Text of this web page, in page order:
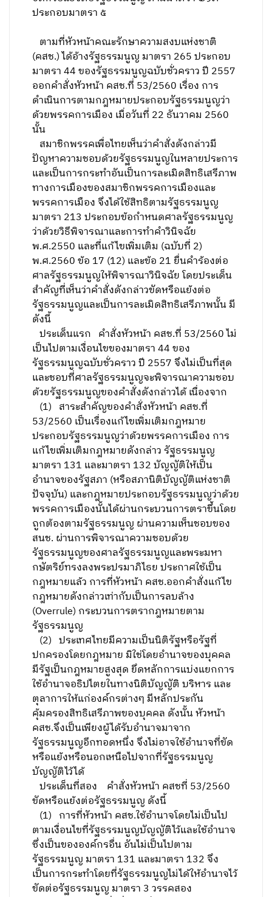
ประกอบมาตรา ๕
ตามที่หัวหน้าคณะรักษาความสงบแห่งชาติ
(คสช.) ได้อ้างรัฐธรรมนูญ มาตรา 265 ประกอบ
มาตรา 44 ของรัฐธรรมนูญฉบับชั่วคราว ปี 2557
ออกคำสั่งหัวหน้า คสช.ที่ 53/2560 เรื่อง การ
ดำเนินการตามกฎหมายประกอบรัฐธรรมนูญว่า
ด้วยพรรคการเมือง เมื่อวันที่ 22 ธันวาคม 2560
นั้น
สมาชิกพรรคเพื่อไทยเห็นว่าคำสั่งดังกล่าวมี
ปัญหาความชอบด้วยรัฐธรรมนูญในหลายประการ
และเป็นการกระทำอันเป็นการละเมิดสิทธิเสรีภาพ
ทางการเมืองของสมาชิกพรรคการเมืองและ
พรรคการเมือง จึงได้ใช้สิทธิตามรัฐธรรมนูญ
มาตรา 213 ประกอบข้อกำหนดศาลรัฐธรรมนูญ
ว่าด้วยวิธีพิจารณาและการทำคำวินิจฉัย
พ.ศ.2550 และที่แก้ไขเพิ่มเติม (ฉบับที่ 2)
พ.ศ.2560 ข้อ 17 (12) และข้อ 21 ยื่นคำร้องต่อ
ศาลรัฐธรรมนูญให้พิจารณาวินิจฉัย โดยประเด็น
สำคัญที่เห็นว่าคำสั่งดังกล่าวขัดหรือแย้งต่อ
รัฐธรรมนูญและเป็นการละเมิดสิทธิเสรีภาพนั้น มี
ดังนี้
ประเด็นแรก คำสั่งหัวหน้า คสช.ที่ 53/2560 ไม่
เป็นไปตามเงื่อนไขของมาตรา 44 ของ
รัฐธรรมนูญฉบับชั่วคราว ปี 2557 จึงไม่เป็นที่สุด
และชอบที่ศาลรัฐธรรมนูญจะพิจารณาความชอบ
ด้วยรัฐธรรมนูญของคำสั่งดังกล่าวได้ เนื่องจาก
(1) สาระสำคัญของคำสั่งหัวหน้า คสช.ที่
53/2560 เป็นเรื่องแก้ไขเพิ่มเติมกฎหมาย
ประกอบรัฐธรรมนูญว่าด้วยพรรคการเมือง การ
แก้ไขเพิ่มเติมกฎหมายดังกล่าว รัฐธรรมนูญ
มาตรา 131 และมาตรา 132 บัญญัติให้เป็น
อำนาจของรัฐสภา (หรือสภานิติบัญญัติแห่งชาติ
ปัจจุบัน) และกฎหมายประกอบรัฐธรรมนูญว่าด้วย
พรรคการเมืองนั้นได้ผ่านกระบวนการตราขึ้นโดย
ถูกต้องตามรัฐธรรมนูญ ผ่านความเห็นชอบของ
สนช. ผ่านการพิจารณาความชอบด้วย
รัฐธรรมนูญของศาลรัฐธรรมนูญและพระมหา
กษัตริย์ทรงลงพระปรมาภิไธย ประกาศใช้เป็น
กฎหมายแล้ว การที่หัวหน้า คสช.ออกคำสั่งแก้ไข
กฎหมายดังกล่าวเท่ากับเป็นการลบล้าง
(Overrule) กระบวนการตรากฎหมายตาม
รัฐธรรมนูญ
(2) ประเทศไทยมีความเป็นนิติรัฐหรือรัฐที่
ปกครองโดยกฎหมาย มิใช่โดยอำนาจของบุคคล
มีรัฐเป็นกฎหมายสูงสุด ยึดหลักการแบ่งแยกการ
ใช้อำนาจอธิปไตยในทางนิติบัญญัติ บริหาร และ
ตุลาการให้แก่องค์กรต่างๆ มีหลักประกัน
คุ้มครองสิทธิเสรีภาพของบุคคล ดังนั้น หัวหน้า
คสช.จึงเป็นเพียงผู้ได้รับอำนาจมาจาก
รัฐธรรมนูญอีกทอดหนึ่ง จึงไม่อาจใช้อำนาจที่ขัด
หรือแย้งหรือนอกเหนือไปจากที่รัฐธรรมนูญ
บัญญัติไว้ได้
ประเด็นที่สอง คำสั่งหัวหน้า คสชที่ 53/2560
ขัดหรือแย้งต่อรัฐธรรมนูญ ดังนี้
(1) การที่หัวหน้า คสช.ใช้อำนาจโดยไม่เป็นไป
ตามเงื่อนไขที่รัฐธรรมนูญบัญญัติไว้และใช้อำนาจ
ซึ่งเป็นขององค์กรอื่น อันไม่เป็นไปตาม
รัฐธรรมนูญ มาตรา 131 และมาตรา 132 จึง
เป็นการกระทำโดยที่รัฐธรรมนูญไม่ได้ให้อำนาจไว้
ขัดต่อรัฐธรรมนูญ มาตรา 3 วรรคสอง